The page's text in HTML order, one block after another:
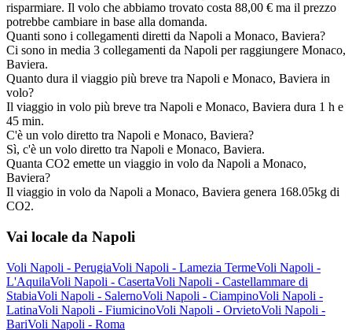
risparmiare. Il volo che abbiamo trovato costa 88,00 € ma il prezzo
potrebbe cambiare in base alla domanda.
Quanti sono i collegamenti diretti da Napoli a Monaco, Baviera?
Ci sono in media 3 collegamenti da Napoli per raggiungere Monaco,
Baviera.
Quanto dura il viaggio più breve tra Napoli e Monaco, Baviera in
volo?
Il viaggio in volo più breve tra Napoli e Monaco, Baviera dura 1 h e
45 min.
C'è un volo diretto tra Napoli e Monaco, Baviera?
Sì, c'è un volo diretto tra Napoli e Monaco, Baviera.
Quanta CO2 emette un viaggio in volo da Napoli a Monaco,
Baviera?
Il viaggio in volo da Napoli a Monaco, Baviera genera 168.05kg di
CO2.
Vai locale da Napoli
Voli Napoli - PerugiaVoli Napoli - Lamezia TermeVoli Napoli -
L'AquilaVoli Napoli - CasertaVoli Napoli - Castellammare di
StabiaVoli Napoli - SalernoVoli Napoli - CiampinoVoli Napoli -
LatinaVoli Napoli - FiumicinoVoli Napoli - OrvietoVoli Napoli -
BariVoli Napoli - Roma